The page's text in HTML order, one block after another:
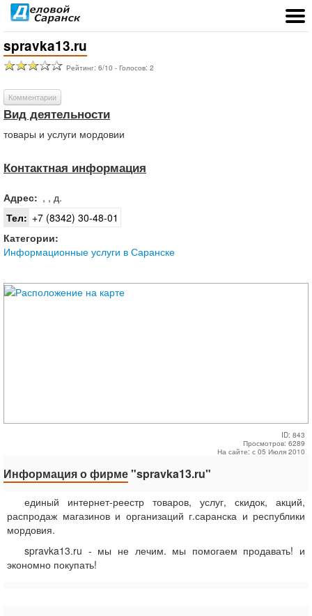
spravka13.ru
Рейтинг: 6/10 - Голосов: 2
Комментарии
Вид деятельности
товары и услуги мордовии
Контактная информация
Адрес: , , д.
Тел: +7 (8342) 30-48-01
Категории:
Информационные услуги в Саранске
ID: 843
Просмотров: 6289
На сайте: с 05 Июля 2010
Информация о фирме"spravka13.ru"
единый интернет-реестр товаров, услуг, скидок, акций,
распродаж магазинов и организаций г.саранска и республики
мордовия.
spravka13.ru - мы не лечим. мы помогаем продавать! и
экономно покупать!